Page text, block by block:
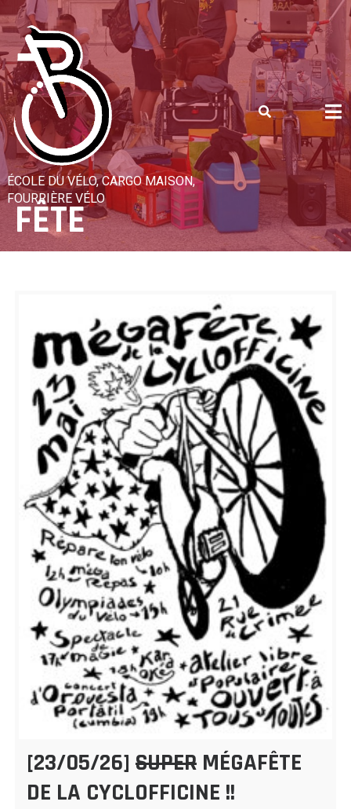
Skip
to
content
ÉCOLE DU VÉLO, CARGO MAISON,
FOURRIÈRE VÉLO
FÊTE
[23/05/26] SUPERMÉGAFÊTE
DE LA CYCLOFFICINE !!